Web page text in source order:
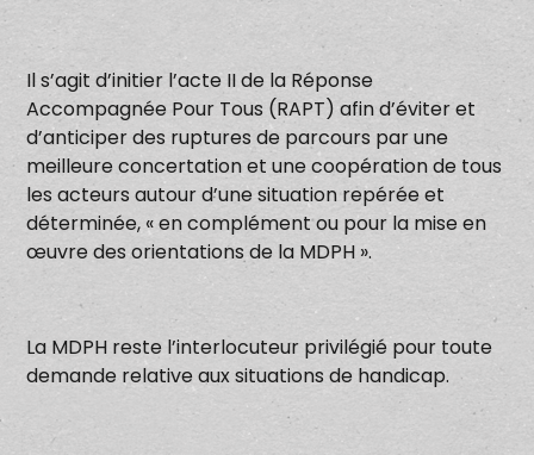
Il s’agit d’initier l’acte II de la Réponse
Accompagnée Pour Tous (RAPT) afin d’éviter et
d’anticiper des ruptures de parcours par une
meilleure concertation et une coopération de tous
les acteurs autour d’une situation repérée et
déterminée, « en complément ou pour la mise en
œuvre des orientations de la MDPH ».
La MDPH reste l’interlocuteur privilégié pour toute
demande relative aux situations de handicap.